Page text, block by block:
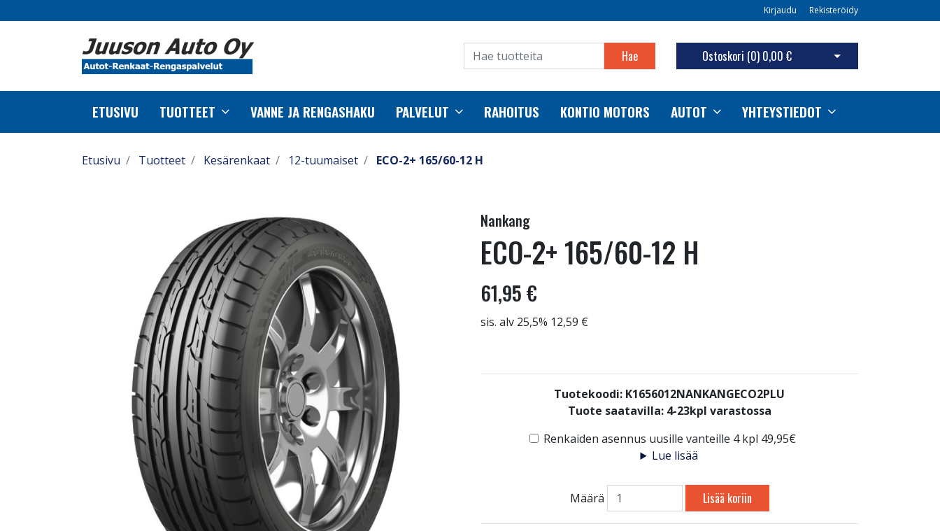
Kirjaudu Rekisteröidy
Hae Ostoskori (0) 0,00 € Avaa ostoskori
ETUSIVU TUOTTEET VANNE JA RENGASHAKU PALVELUT RAHOITUS KONTIO MOTORS AUTOT YHTEYSTIEDOT
Etusivu Tuotteet Kesärenkaat 12-tuumaiset ECO-2+ 165/60-12 H
Nankang
ECO-2+ 165/60-12 H
61,95 €
sis. alv 25,5% 12,59 €
Tuotekoodi: K1656012NANKANGECO2PLU
Tuote saatavilla: 4-23kpl varastossa
Renkaiden asennus uusille vanteille 4 kpl 49,95€
Lue lisää
Määrä Lisää koriin